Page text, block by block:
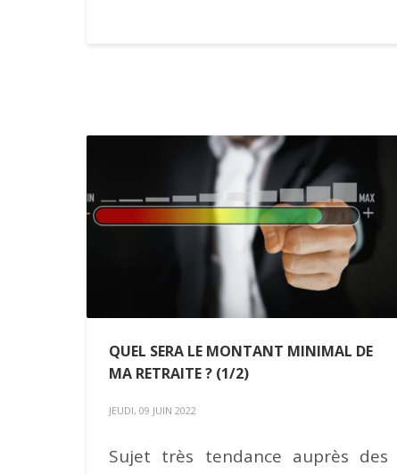
QUEL SERA LE MONTANT MINIMAL DE
MA RETRAITE ? (1/2)
JEUDI, 09 JUIN 2022
Sujet très tendance auprès des